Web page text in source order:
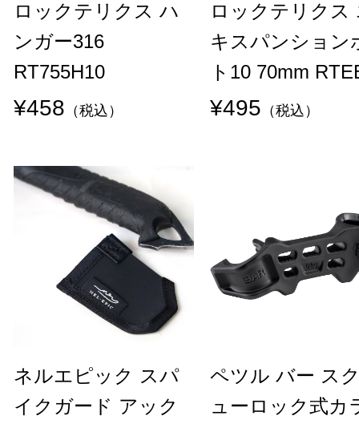
ロックテリクス ハ
ンガー316
RT755H10
¥458 （税込）
ロックテリクス
キスパンション
ト10 70mm
¥495 （税込）
ネルエピック スパ
イクガード アック
ペツル バー ス
ューロック式カ